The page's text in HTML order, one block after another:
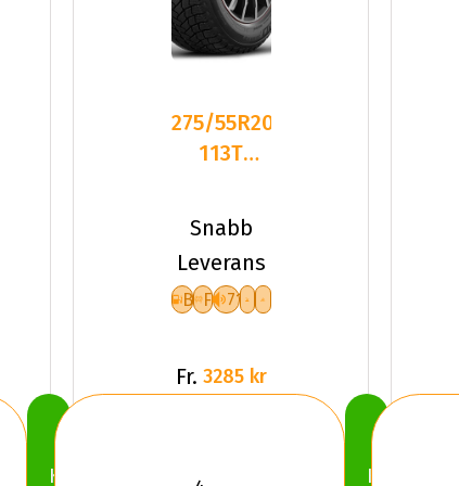
Köp
275/55R20
113T
X-ICE
SNOW
SUV
Snabb
Leverans
B F 71
Fr. 3285 kr
Köp